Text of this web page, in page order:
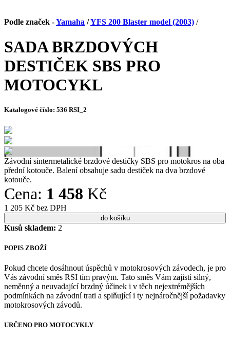
Podle značek -Yamaha /YFS 200 Blaster model (2003) /
SADA BRZDOVÝCH
DESTIČEK SBS PRO
MOTOCYKL
Katalogové číslo: 536 RSI_2
Závodní sintermetalické brzdové destičky SBS pro motokros na oba
přední kotouče. Balení obsahuje sadu destiček na dva brzdové
kotouče.
Cena: 1 458 Kč
1 205 Kč bez DPH
Kusů skladem: 2
POPIS ZBOŽÍ
Pokud chcete dosáhnout úspěchů v motokrosových závodech, je pro
Vás závodní směs RSI tím pravým. Tato směs Vám zajistí silný,
neměnný a neuvadající brzdný účinek i v těch nejextrémějších
podmínkách na závodní trati a splňující i ty nejnáročnější požadavky
motokrosových závodů.
URČENO PRO MOTOCYKLY